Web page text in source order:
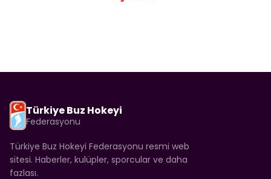
Türkiye Buz Hokeyi
Federasyonu
Türkiye Buz Hokeyi Federasyonu resmi web
sitesi. Haberler, kulüpler, sporcular ve daha
fazlası.